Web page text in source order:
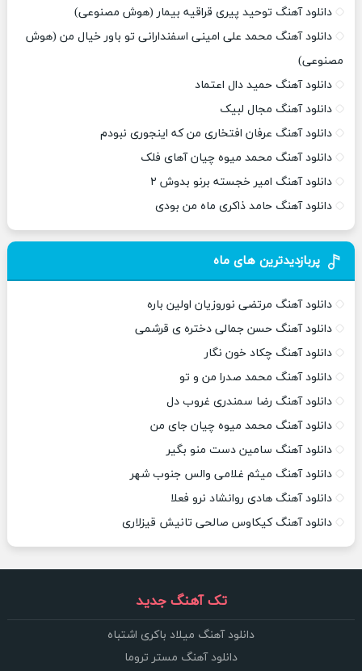
دانلود آهنگ توحید پیری قراقیه بیمار (هوش مصنوعی)
دانلود آهنگ محمد علی امینی اسفندارانی تو باور خیال من (هوش
مصنوعی)
دانلود آهنگ حمید دال اعتماد
دانلود آهنگ مجال لبیک
دانلود آهنگ عرفان افتخاری من که اینجوری نبودم
دانلود آهنگ محمد میوه چیان آهای فلک
دانلود آهنگ امیر خجسته برنو بدوش ۲
دانلود آهنگ حامد ذاکری ماه من بودی
پربازدیدترین های ماه
دانلود آهنگ مرتضی نوروزیان اولین باره
دانلود آهنگ حسن جمالی دختره ی قرشمی
دانلود آهنگ چکاد خون نگار
دانلود آهنگ محمد صدرا من و تو
دانلود آهنگ رضا سمندری غروب دل
دانلود آهنگ محمد میوه چیان جای من
دانلود آهنگ سامین دست منو بگیر
دانلود آهنگ میثم غلامی والس جنوب شهر
دانلود آهنگ هادی روانشاد نرو فعلا
دانلود آهنگ کیکاوس صالحی تانیش قیزلاری
تک آهنگ جدید
دانلود آهنگ میلاد باکری اشتباه
دانلود آهنگ مستر تروما